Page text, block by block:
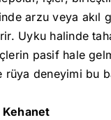
arzu veya akıl
Uyku halinde
pasif hale
rüya deneyimi bu
Kehanet